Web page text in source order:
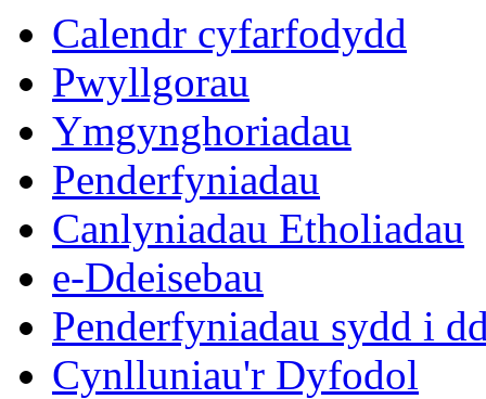
Calendr cyfarfodydd
Pwyllgorau
Ymgynghoriadau
Penderfyniadau
Canlyniadau Etholiadau
e-Ddeisebau
Penderfyniadau sydd i
Cynlluniau'r Dyfodol
5.
eitem
6.
eitem